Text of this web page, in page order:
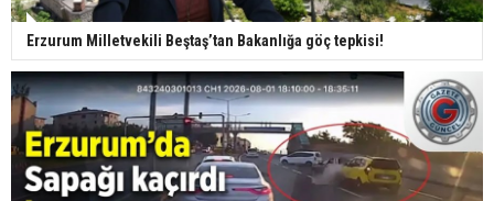
Erzurum Milletvekili Beştaş’tan Bakanlığa göç tepkisi!